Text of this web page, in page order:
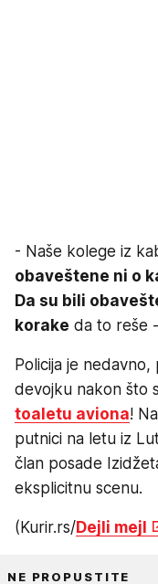
- Naše kolege iz
obaveštene ni o
Da su bili
korake da to reše
Policija je
devojku nakon što
toaletu aviona!
putnici na letu iz
član posade
eksplicitnu scenu.
(Kurir.rs/Dejli mejl
NE PROPUSTITE